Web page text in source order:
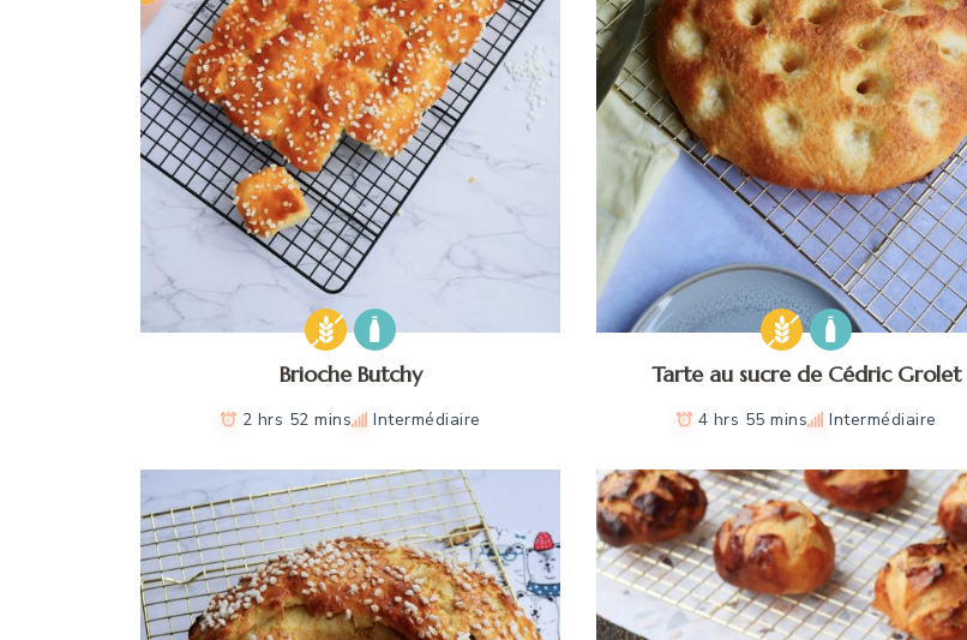
Brioche Butchy
2 hrs 52 mins Intermédiaire
Tarte au sucre de Cédric Grolet
4 hrs 55 mins Intermédiaire